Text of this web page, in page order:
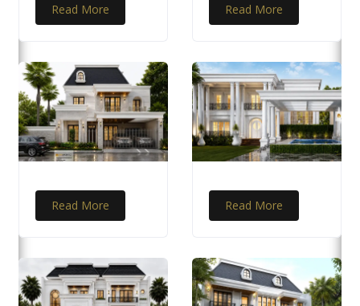
Read More Read More
Read More Read More